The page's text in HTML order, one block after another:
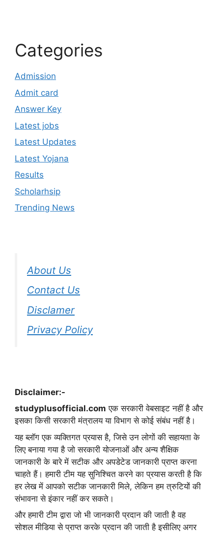
Categories
Admission
Admit card
Answer Key
Latest jobs
Latest Updates
Latest Yojana
Results
Scholarhsip
Trending News
About Us
Contact Us
Disclamer
Privacy Policy
Disclaimer:-
studyplusofficial.com एक सरकारी वेबसाइट नहीं है और
इसका किसी सरकारी मंत्रालय या विभाग से कोई संबंध नहीं है।
यह ब्लॉग एक व्यक्तिगत प्रयास है, जिसे उन लोगों की सहायता के
लिए बनाया गया है जो सरकारी योजनाओं और अन्य शैक्षिक
जानकारी के बारे में सटीक और अपडेटेड जानकारी प्राप्त करना
चाहते हैं। हमारी टीम यह सुनिश्चित करने का प्रयास करती है कि
हर लेख में आपको सटीक जानकारी मिले, लेकिन हम त्रुटियों की
संभावना से इंकार नहीं कर सकते।
और हमारी टीम द्वारा जो भी जानकारी प्रदान की जाती है वह
सोशल मीडिया से प्राप्त करके प्रदान की जाती है इसीलिए अगर